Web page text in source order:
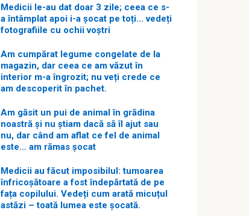
Medicii le-au dat doar 3 zile; ceea ce s-
a întâmplat apoi i-a șocat pe toți… vedeți
fotografiile cu ochii voștri
Am cumpărat legume congelate de la
magazin, dar ceea ce am văzut în
interior m-a îngrozit; nu veți crede ce
am descoperit în pachet.
Am găsit un pui de animal în grădina
noastră și nu știam dacă să îl ajut sau
nu, dar când am aflat ce fel de animal
este… am rămas șocat
Medicii au făcut imposibilul: tumoarea
înfricoșătoare a fost îndepărtată de pe
fața copilului. Vedeți cum arată micuțul
astăzi – toată lumea este șocată.